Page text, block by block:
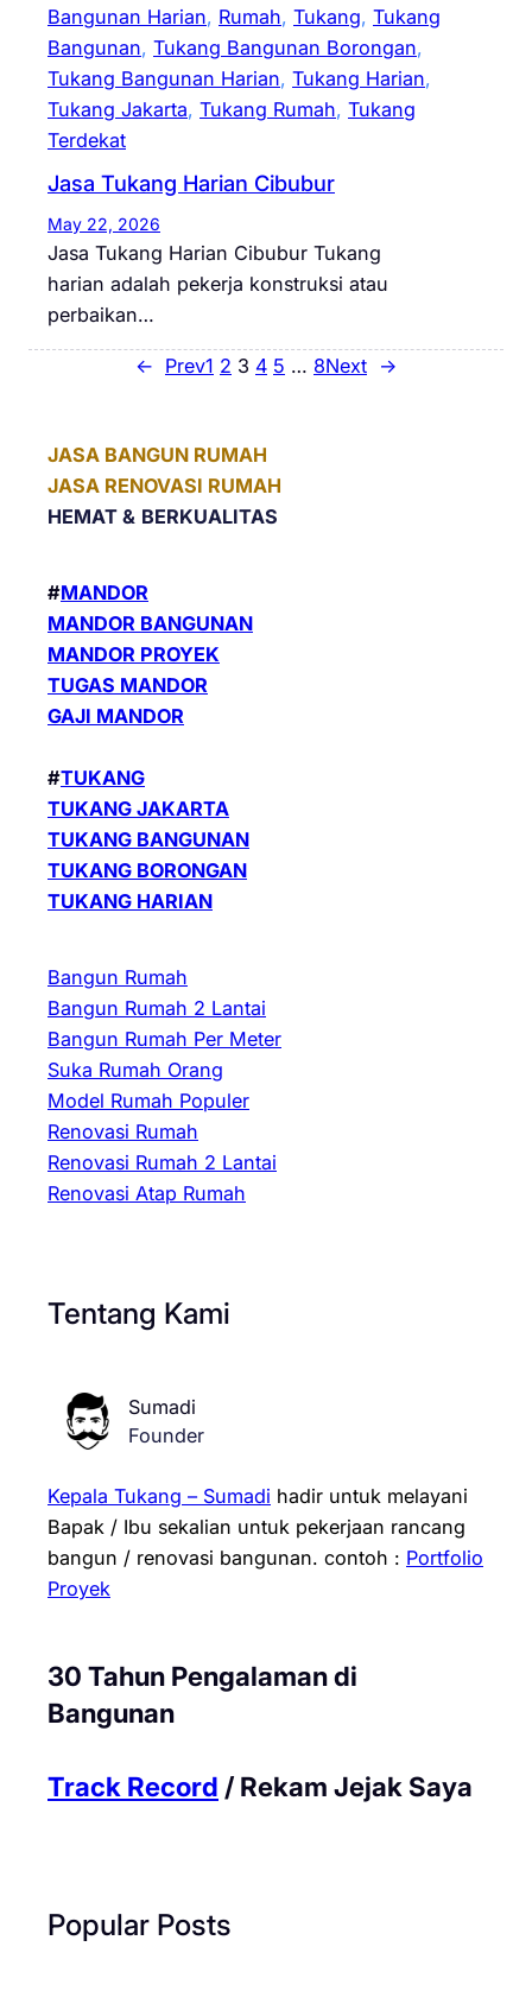
Bangunan Harian, Rumah, Tukang, Tukang
Bangunan, Tukang Bangunan Borongan
Tukang Bangunan Harian, Tukang Harian
Tukang Jakarta, Tukang Rumah, Tukang
Terdekat
Jasa Tukang Harian Cibubur
May 22, 2026
Jasa Tukang Harian Cibubur Tukang
harian adalah pekerja konstruksi atau
perbaikan…
← Prev1 2 3 4 5 … 8Next →
JASA BANGUN RUMAH
JASA RENOVASI RUMAH
HEMAT & BERKUALITAS
#MANDOR
MANDOR BANGUNAN
MANDOR PROYEK
TUGAS MANDOR
GAJI MANDOR
#TUKANG
TUKANG JAKARTA
TUKANG BANGUNAN
TUKANG BORONGAN
TUKANG HARIAN
Bangun Rumah
Bangun Rumah 2 Lantai
Bangun Rumah Per Meter
Suka Rumah Orang
Model Rumah Populer
Renovasi Rumah
Renovasi Rumah 2 Lantai
Renovasi Atap Rumah
Tentang Kami
Sumadi
Founder
Kepala Tukang – Sumadi hadir untuk melayani
Bapak / Ibu sekalian untuk pekerjaan rancang
bangun / renovasi bangunan. contoh : Portfolio
Proyek
30 Tahun Pengalaman di
Bangunan
Track Record / Rekam Jejak Saya
Popular Posts